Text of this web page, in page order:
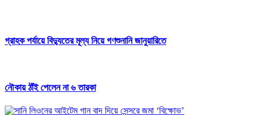
গ্রাহক পর্যায়ে বিদ্যুতের মূল্য নিয়ে গণশুনানি জানুয়ারিতে
নৌকায় ঠাঁই পেলেন না ৬ তারকা